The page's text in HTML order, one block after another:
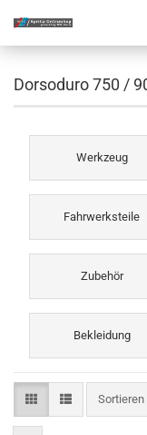
Dorsoduro 750 /
Werkzeug
Fahrwerksteile
Zubehör
Bekleidung
Sortieren
Sortieren